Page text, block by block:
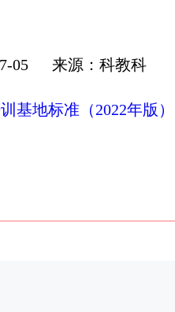
05 来源：科教科
基地标准（2022年版）